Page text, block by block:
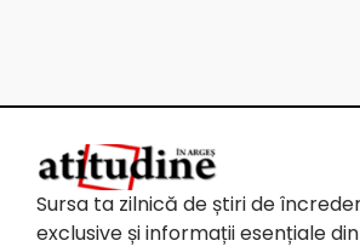
Sursa ta zilnică de știri de
exclusive și informații esențiale